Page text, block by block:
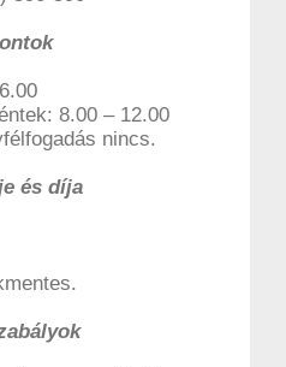
8.00 – 12.00
nincs.
és díja